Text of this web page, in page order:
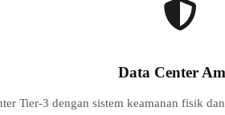
Data Center
Tier-3 dengan sistem keamanan fisik